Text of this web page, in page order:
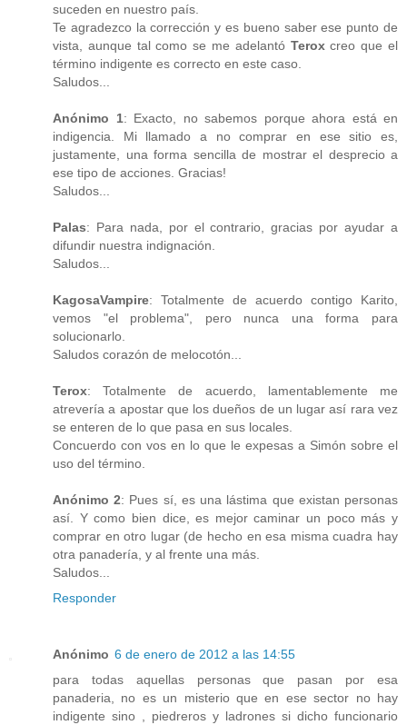
suceden en nuestro país.
Te agradezco la corrección y es bueno saber ese punto de
vista, aunque tal como se me adelantó Teroxcreo que el
término indigente es correcto en este caso.
Saludos...
Anónimo 1: Exacto, no sabemos porque ahora está en
indigencia. Mi llamado a no comprar en ese sitio es,
justamente, una forma sencilla de mostrar el desprecio a
ese tipo de acciones. Gracias!
Saludos...
Palas: Para nada, por el contrario, gracias por ayudar a
difundir nuestra indignación.
Saludos...
KagosaVampire: Totalmente de acuerdo contigo Karito,
vemos "el problema", pero nunca una forma para
solucionarlo.
Saludos corazón de melocotón...
Terox: Totalmente de acuerdo, lamentablemente me
atrevería a apostar que los dueños de un lugar así rara vez
se enteren de lo que pasa en sus locales.
Concuerdo con vos en lo que le expesas a Simón sobre el
uso del término.
Anónimo 2: Pues sí, es una lástima que existan personas
así. Y como bien dice, es mejor caminar un poco más y
comprar en otro lugar (de hecho en esa misma cuadra hay
otra panadería, y al frente una más.
Saludos...
Responder
Anónimo 6 de enero de 2012 a las 14:55
para todas aquellas personas que pasan por esa
panaderia, no es un misterio que en ese sector no hay
indigente sino , piedreros y ladrones si dicho funcionario